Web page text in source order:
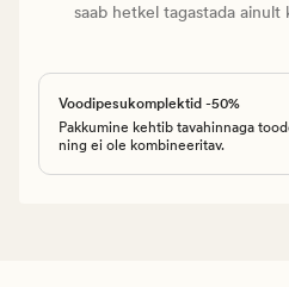
saab hetkel tagastada ainult
Voodipesukomplektid -50%
Pakkumine kehtib tavahinnaga
ning ei ole kombineeritav.